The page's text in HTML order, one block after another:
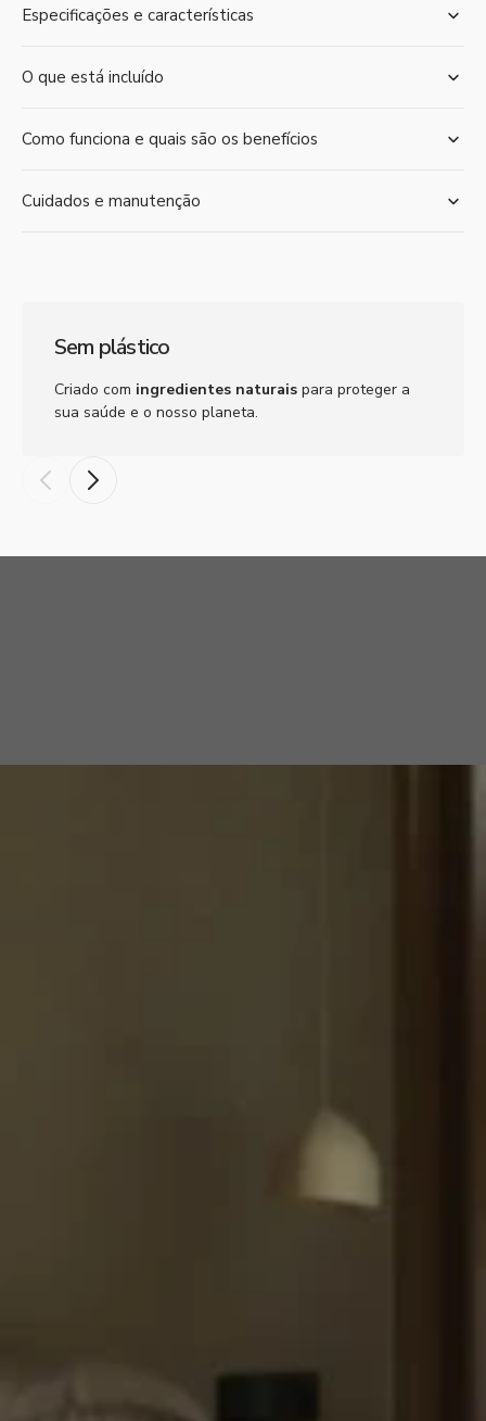
Especificações e características
O que está incluído
Como funciona e quais são os benefícios
Cuidados e manutenção
Sem plástico
Criado com ingredientes naturais para proteger a
sua saúde e o nosso planeta.